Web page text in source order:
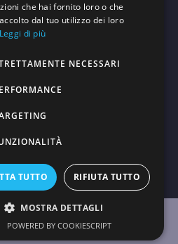
Made with ♥ byDaniele
che hai fornito loro o che
dal tuo utilizzo dei loro
Leggi di più
NECESSARI
TUTTO RIFIUTA TUTTO
MOSTRA DETTAGLI
POWERED BY COOKIESCRIPT